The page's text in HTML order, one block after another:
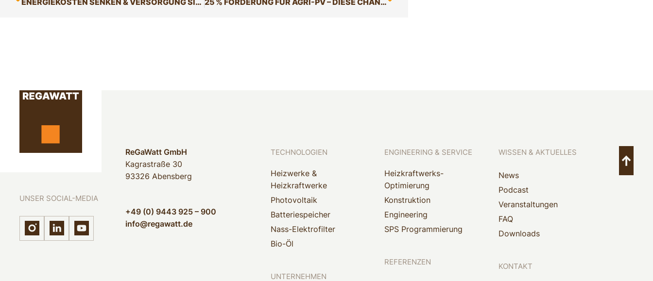
UNSER SOCIAL-MEDIA
ReGaWatt GmbH
Kagrastraße 30
93326 Abensberg
+49 (0) 9443 925 – 900
info@regawatt.de
TECHNOLOGIEN
Heizwerke &
Heizkraftwerke
Photovoltaik
Batteriespeicher
Nass-Elektrofilter
Bio-Öl
UNTERNEHMEN
ENGINEERING & SERVICE
Heizkraftwerks-
Optimierung
Konstruktion
Engineering
SPS Programmierung
REFERENZEN
WISSEN & AKTUELLES
News
Podcast
Veranstaltungen
FAQ
Downloads
KONTAKT